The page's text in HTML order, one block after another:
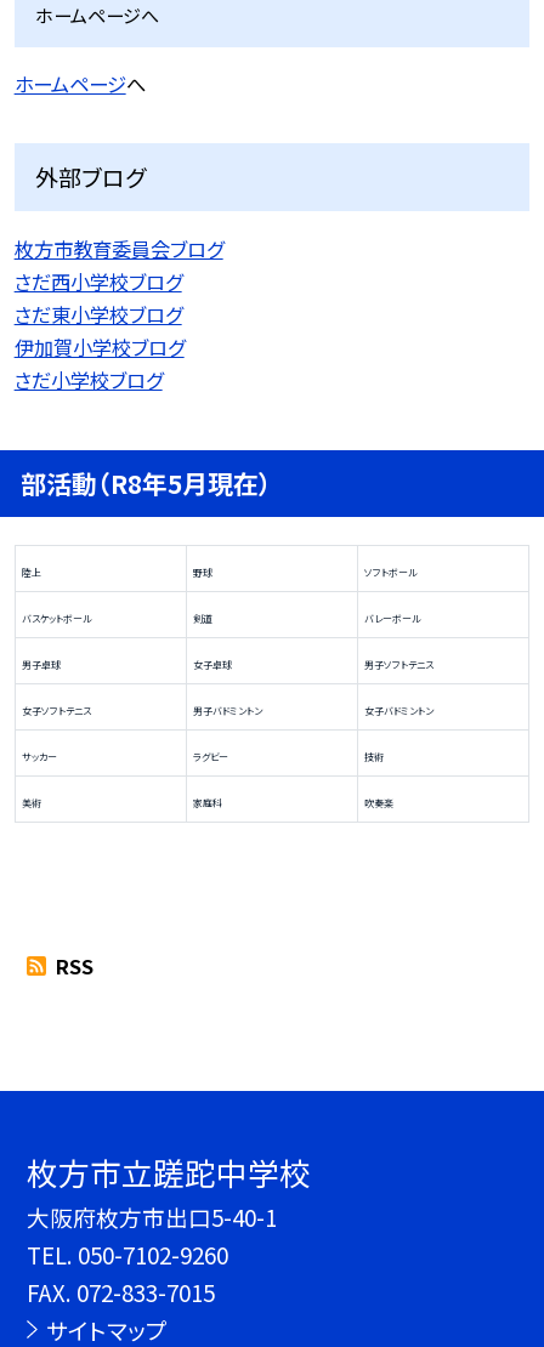
ホームページへ
ホームページへ
外部ブログ
枚方市教育委員会ブログ
さだ西小学校ブログ
さだ東小学校ブログ
伊加賀小学校ブログ
さだ小学校ブログ
部活動（R8年5月現在）
陸上 野球 ソフトボール
バスケットボール 剣道 バレーボール
男子卓球 女子卓球 男子ソフトテニス
女子ソフトテニス 男子バドミントン 女子バドミントン
サッカー ラグビー 技術
美術 家庭科 吹奏楽
RSS
枚方市立蹉跎中学校
大阪府枚方市出口5-40-1
TEL. 050-7102-9260
FAX. 072-833-7015
サイトマップ